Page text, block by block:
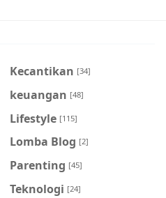
Kecantikan [34]
keuangan [48]
Lifestyle [115]
Lomba Blog [2]
Parenting [45]
Teknologi [24]